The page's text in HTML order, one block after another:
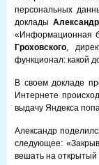
персональных
доклады
«Информационная
Гроховского,
функционал: какой
В своем докладе
Интернете
выдачу Яндекса
Александр
следующее:
вешать на открытый